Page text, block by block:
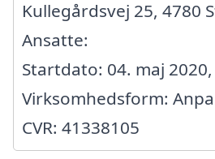
Kullegårdsvej 25, 4780
Ansatte:
Startdato: 04. maj 2020,
Virksomhedsform:
CVR: 41338105